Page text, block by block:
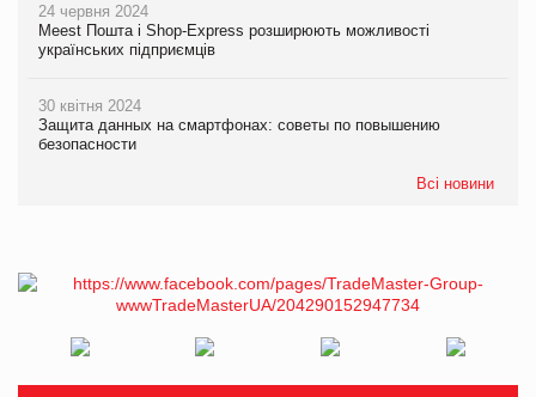
24 червня 2024
Meest Пошта і Shop-Express розширюють можливості
українських підприємців
30 квітня 2024
Защита данных на смартфонах: советы по повышению
безопасности
Всі новини